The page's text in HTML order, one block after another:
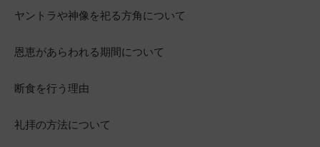
ヤントラや神像を祀る方角について
恩恵があらわれる期間について
断食を行う理由
礼拝の方法について